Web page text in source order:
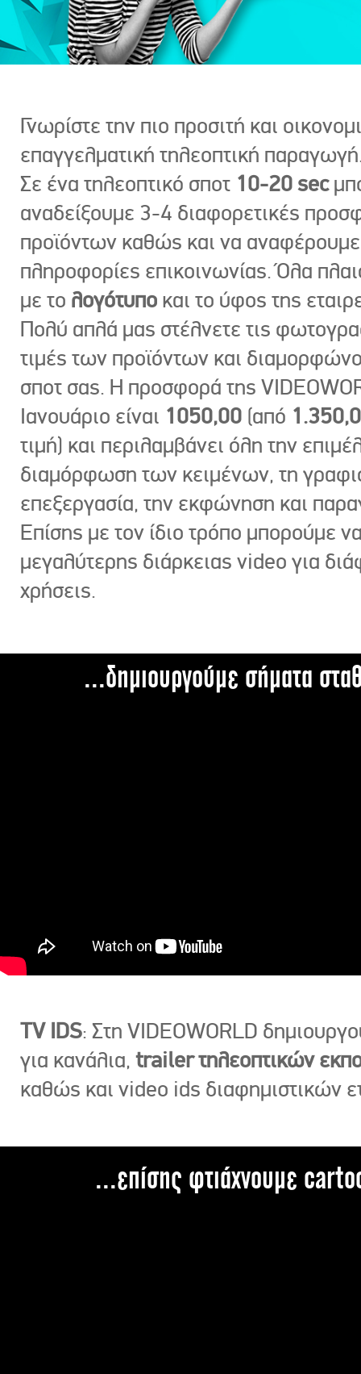
Γνωρίστε την πιο προσιτή και
επαγγελματική τηλεοπτική
Σε ένα τηλεοπτικό σποτ 10-20 sec
αναδείξουμε 3-4 διαφορετικές
προϊόντων καθώς και να
πληροφορίες επικοινωνίας. Όλα
με το λογότυπο και το ύφος της
Πολύ απλά μας στέλνετε τις
τιμές των προϊόντων και
σποτ σας. Η προσφορά της
Ιανουάριο είναι 1050,00 (από
τιμή) και περιλαμβάνει όλη την
διαμόρφωση των κειμένων, τη
επεξεργασία, την εκφώνηση και
Επίσης με τον ίδιο τρόπο μπορούμε
μεγαλύτερης διάρκειας video για
χρήσεις.
...δημιουργούμε σήματα
TV IDS: Στη VIDEOWORLD
για κανάλια, trailer τηλεοπτικών
καθώς και video ids διαφημιστικών
...επίσης φτιάχνουμε